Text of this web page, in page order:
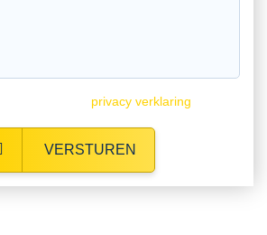
privacy verklaring
VERSTUREN